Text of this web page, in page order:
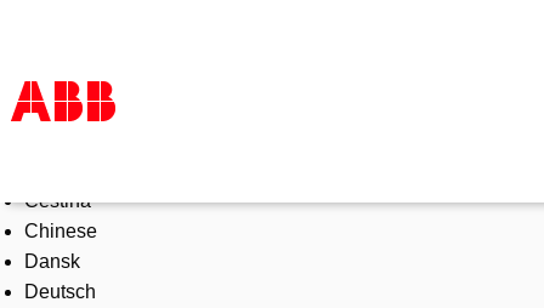
Products & Solutions
Industries
Services
About us
Čeština
Chinese
Dansk
Deutsch